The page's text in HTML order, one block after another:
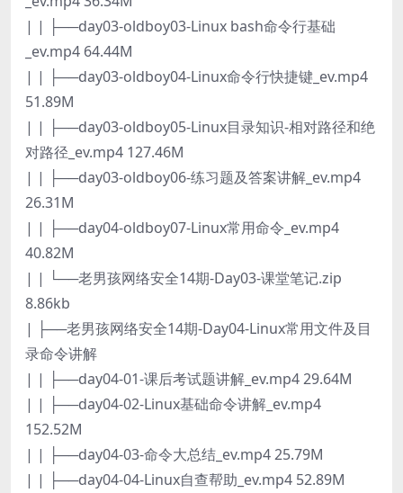
| | ├──day03-oldboy03-Linux bash命令行基础
_ev.mp4 64.44M
| | ├──day03-oldboy04-Linux命令行快捷键_ev.mp4
51.89M
| | ├──day03-oldboy05-Linux目录知识-相对路径和绝
对路径_ev.mp4 127.46M
| | ├──day03-oldboy06-练习题及答案讲解_ev.mp4
26.31M
| | ├──day04-oldboy07-Linux常用命令_ev.mp4
40.82M
| | └──老男孩网络安全14期-Day03-课堂笔记.zip
8.86kb
| ├──老男孩网络安全14期-Day04-Linux常用文件及目
录命令讲解
| | ├──day04-01-课后考试题讲解_ev.mp4 29.64M
| | ├──day04-02-Linux基础命令讲解_ev.mp4
152.52M
| | ├──day04-03-命令大总结_ev.mp4 25.79M
| | ├──day04-04-Linux自查帮助_ev.mp4 52.89M